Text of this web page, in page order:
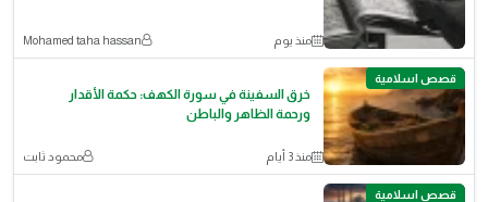
منذ يوم Mohamed taha hassan
قصص اسلامية
خرق السفينة في سورة الكهف: حكمة الأقدار
ورحمة الظاهر والباطن
منذ 3 أيام محمود ثابت
قصص اسلامية